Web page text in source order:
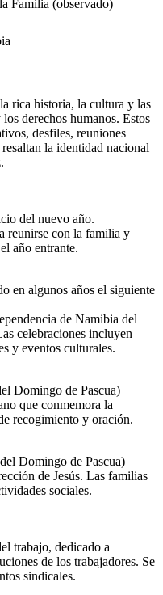
la Familia (observado)
rica historia, la cultura y las
derechos humanos. Estos
desfiles, reuniones
la identidad nacional
del nuevo año.
reunirse con la familia y
año entrante.
en algunos años el siguiente
de Namibia del
celebraciones incluyen
y eventos culturales.
Domingo de Pascua)
que conmemora la
recogimiento y oración.
Domingo de Pascua)
de Jesús. Las familias
sociales.
trabajo, dedicado a
de los trabajadores. Se
sindicales.